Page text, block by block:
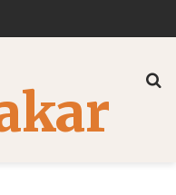
Sans Concession